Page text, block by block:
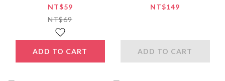
製
NT$59
NT$69
ADD TO CART
15ml(新包裝)-6入組
NT$149
ADD TO CART